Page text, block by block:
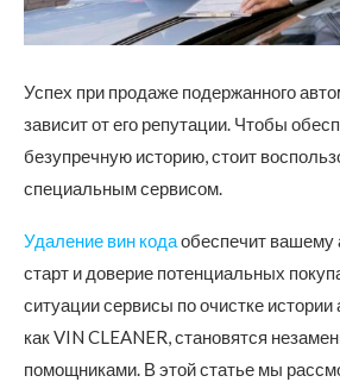
Успех при продаже подержанного
зависит от его репутации. Чтобы
безупречную историю, стоит
специальным сервисом.
Удаление вин кодаобеспечит
старт и доверие потенциальных
ситуации сервисы по очистке
как VIN CLEANER, становятся
помощниками. В этой статье мы